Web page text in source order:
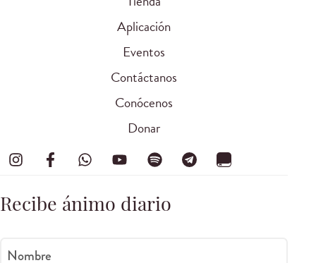
Aplicación
Eventos
Contáctanos
Conócenos
Donar
Recibe ánimo diario
Nombre